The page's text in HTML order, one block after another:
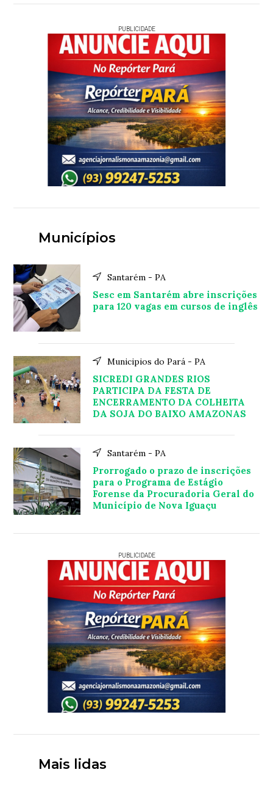
PUBLICIDADE
Municípios
Santarém - PA
Sesc em Santarém abre inscrições
para 120 vagas em cursos de inglês
Municipios do Pará - PA
SICREDI GRANDES RIOS
PARTICIPA DA FESTA DE
ENCERRAMENTO DA COLHEITA
DA SOJA DO BAIXO AMAZONAS
Santarém - PA
Prorrogado o prazo de inscrições
para o Programa de Estágio
Forense da Procuradoria Geral do
Município de Nova Iguaçu
PUBLICIDADE
Mais lidas